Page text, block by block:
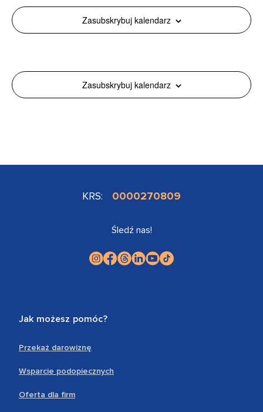
Zasubskrybuj kalendarz
Zasubskrybuj kalendarz
KRS: 0000270809
Śledź nas!
Jak możesz pomóc?
Przekaż darowiznę
Wsparcie podopiecznych
Oferta dla firm